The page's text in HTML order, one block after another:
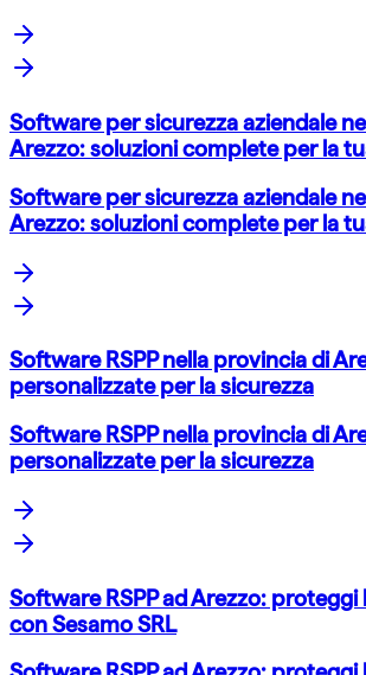
Software per sicurezza aziendale
Arezzo: soluzioni complete per la
Software per sicurezza aziendale
Arezzo: soluzioni complete per la
Software RSPP nella provincia di
personalizzate per la sicurezza
Software RSPP nella provincia di
personalizzate per la sicurezza
Software RSPP ad Arezzo: proteggi
con Sesamo SRL